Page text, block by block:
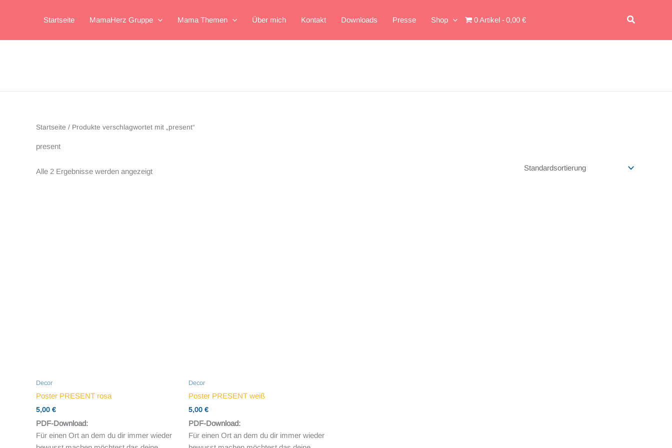
Startseite MamaHerz Gruppe Mama Themen Über mich Kontakt Downloads Presse Shop 0 Artikel 0,00 € Suchen
Startseite / Produkte verschlagwortet mit „present“
present
Alle 2 Ergebnisse werden angezeigt
Decor
Poster PRESENT rosa
5,00 €
PDF-Download:
Für einen Ort an dem du dir immer wieder
Decor
Poster PRESENT weiß
5,00 €
PDF-Download:
Für einen Ort an dem du dir immer wieder